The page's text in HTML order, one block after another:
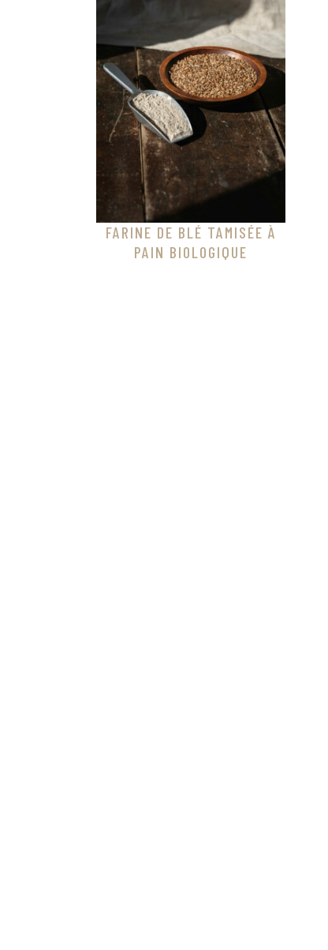
FARINE DE BLÉ TAMISÉE À
PAIN BIOLOGIQUE